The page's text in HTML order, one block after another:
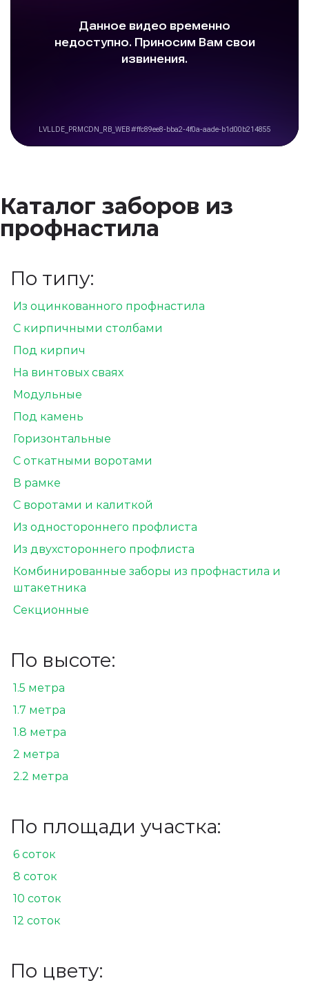
Каталог заборов из
профнастила
По типу:
Из оцинкованного профнастила
С кирпичными столбами
Под кирпич
На винтовых сваях
Модульные
Под камень
Горизонтальные
С откатными воротами
В рамке
С воротами и калиткой
Из одностороннего профлиста
Из двухстороннего профлиста
Комбинированные заборы из профнастила и
штакетника
Секционные
По высоте:
1.5 метра
1.7 метра
1.8 метра
2 метра
2.2 метра
По площади участка:
6 соток
8 соток
10 соток
12 соток
По цвету: